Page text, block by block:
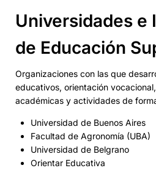
Universidades e
de Educación
Organizaciones con las que
educativos, orientación
académicas y actividades de
Universidad de Buenos Aires
Facultad de Agronomía (UBA)
Universidad de Belgrano
Orientar Educativa